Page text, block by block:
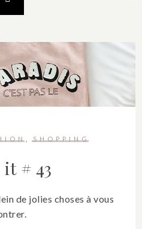
SHOPPING
it # 43
de jolies choses à vous